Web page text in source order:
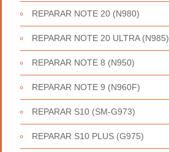
REPARAR NOTE 20 (N980)
REPARAR NOTE 20 ULTRA (N985)
REPARAR NOTE 8 (N950)
REPARAR NOTE 9 (N960F)
REPARAR S10 (SM-G973)
REPARAR S10 PLUS (G975)